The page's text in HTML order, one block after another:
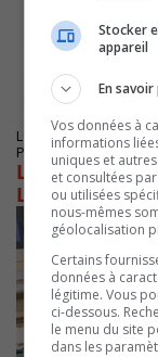
LONGUEUIL
Publié le 25
L’opposition
Longueuil
Stocker
appareil
En savoir
Vos données à
informations
uniques et
et consultées
ou utilisées
nous-mêmes
géolocalisation
Certains
données à
légitime. Vous
ci-dessous.
le menu du site
dans les